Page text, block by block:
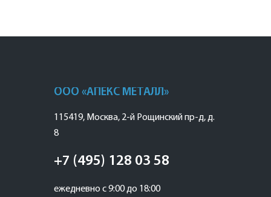
ООО «АПЕКС МЕТАЛЛ»
115419, Москва, 2-й Рощинский пр-д, д.
8
+7 (495) 128 03 58
ежедневно с 9:00 до 18:00